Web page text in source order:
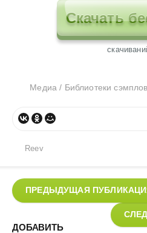
Скачать
Медиа / Библиотеки сэмплов
Reev
ПРЕДЫДУЩАЯ
ДОБАВИТЬ